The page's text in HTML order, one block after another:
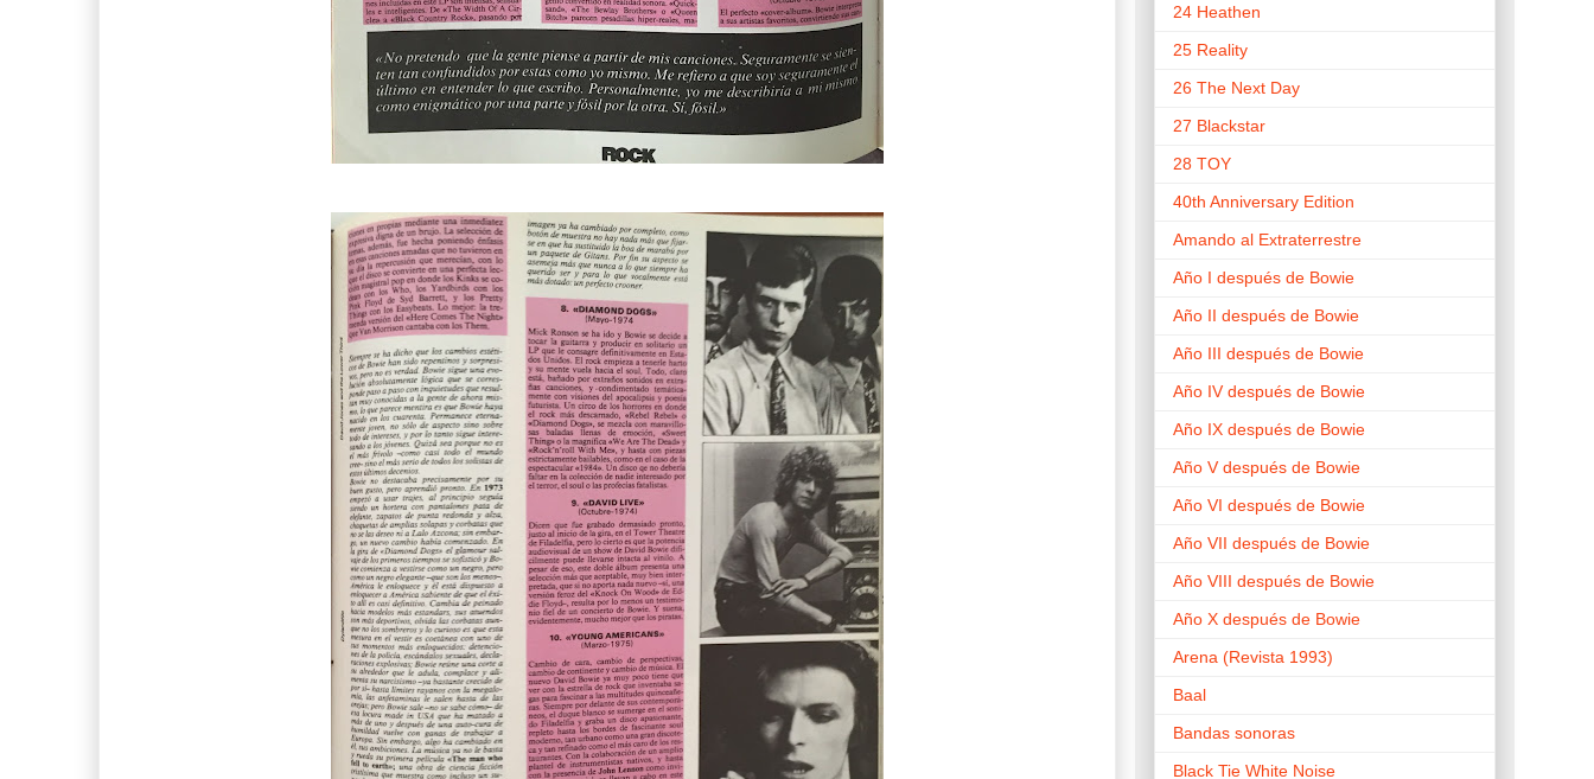
24 Heathen
25 Reality
26 The Next Day
27 Blackstar
28 TOY
40th Anniversary Edition
Amando al Extraterrestre
Año I después de Bowie
Año II después de Bowie
Año III después de Bowie
Año IV después de Bowie
Año IX después de Bowie
Año V después de Bowie
Año VI después de Bowie
Año VII después de Bowie
Año VIII después de Bowie
Año X después de Bowie
Arena (Revista 1993)
Baal
Bandas sonoras
Black Tie White Noise